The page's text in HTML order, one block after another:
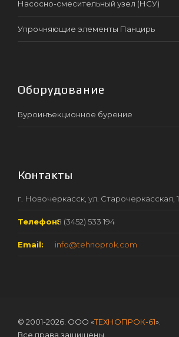
Насосно-смесительный узел (НСУ)
Упрочняющие элементы Панцирь
Оборудование
Буроинъекционное бурение
Контакты
г. Новочеркасск, ул. Старочеркасская, 1
Телефон:8 (3452) 533 194
Email: info@tehnoprok.com
© 2001-2026. ООО «ТЕХНОПРОК-61».
Все права защищены.